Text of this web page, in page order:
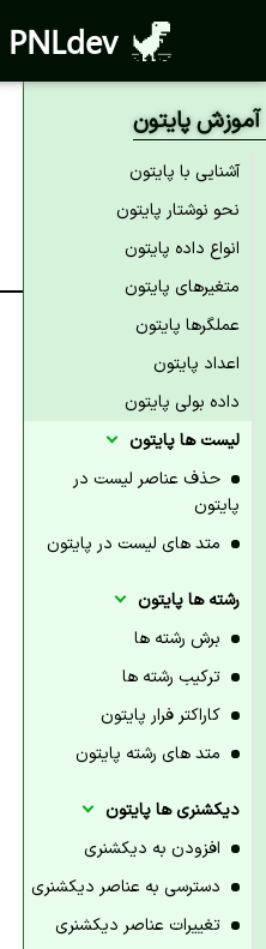
PNLdev
آموزش پایتون
آشنایی با پایتون
نحو نوشتار پایتون
انواع داده پایتون
متغیرهای پایتون
عملگرها پایتون
اعداد پایتون
داده بولی پایتون
لیست ها پایتون
حذف عناصر لیست در
پایتون
متد های لیست در پایتون
رشته ها پایتون
برش رشته ها
ترکیب رشته ها
کاراکتر فرار پایتون
متد های رشته پایتون
دیکشنری ها پایتون
افزودن به دیکشنری
دسترسی به عناصر دیکشنری
تغییرات عناصر دیکشنری